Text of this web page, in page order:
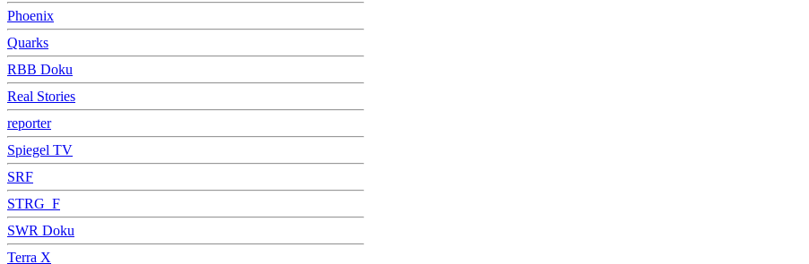
Phoenix
Quarks
RBB Doku
Real Stories
reporter
Spiegel TV
SRF
STRG_F
SWR Doku
Terra X